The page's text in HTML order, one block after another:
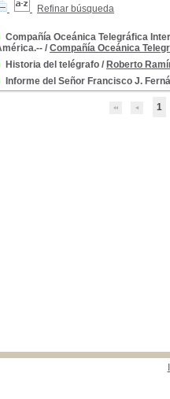
Refinar búsqueda
Compañía Oceánica Telegráfica
/ Compañía Oceánica
Historia del telégrafo / Roberto
Informe del Señor Francisco J.
1